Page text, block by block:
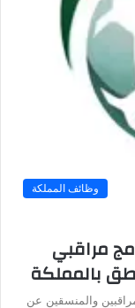
وظائف المملكة
مراقبي
بالمملكة
والمنسقين عن